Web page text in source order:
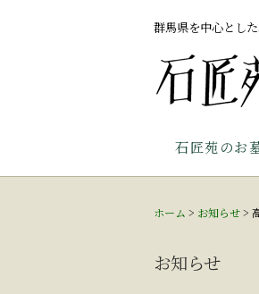
群馬県を中心とし
石匠苑のお
ホーム > お知らせ>
お知らせ